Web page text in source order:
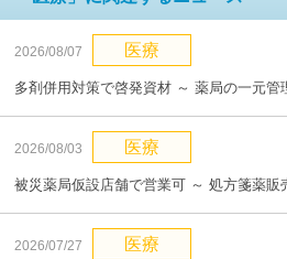
2026/08/07 医療
多剤併用対策で啓発資材 ～ 薬局の一元
2026/08/03 医療
被災薬局仮設店舗で営業可 ～ 処方箋薬
2026/07/27 医療